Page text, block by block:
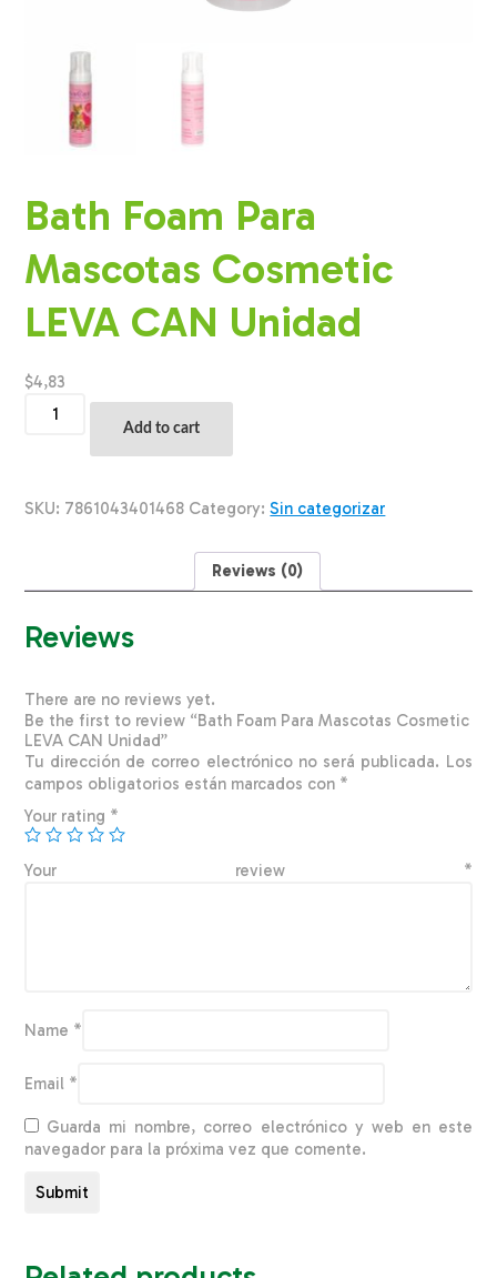
Bath Foam Para
Mascotas Cosmetic
LEVA CAN Unidad
$4,83
Foam
Mascotas
LEVA
Add to cart
SKU: 7861043401468 Category:Sin categorizar
Reviews (0)
Reviews
There are no reviews yet.
Be the first to review “Bath Foam Para Mascotas Cosmetic
LEVA CAN Unidad”
Tu dirección de correo electrónico no será publicada. Los
campos obligatorios están marcados con *
Your rating *
Your review *
Name *
Email *
Guarda mi nombre, correo electrónico y web en este
navegador para la próxima vez que comente.